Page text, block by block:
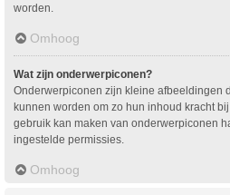
worden.
Omhoog
Wat zijn onderwerpiconen?
Onderwerpiconen zijn kleine afbeeldingen
kunnen worden om zo hun inhoud kracht
gebruik kan maken van onderwerpiconen
ingestelde permissies.
Omhoog